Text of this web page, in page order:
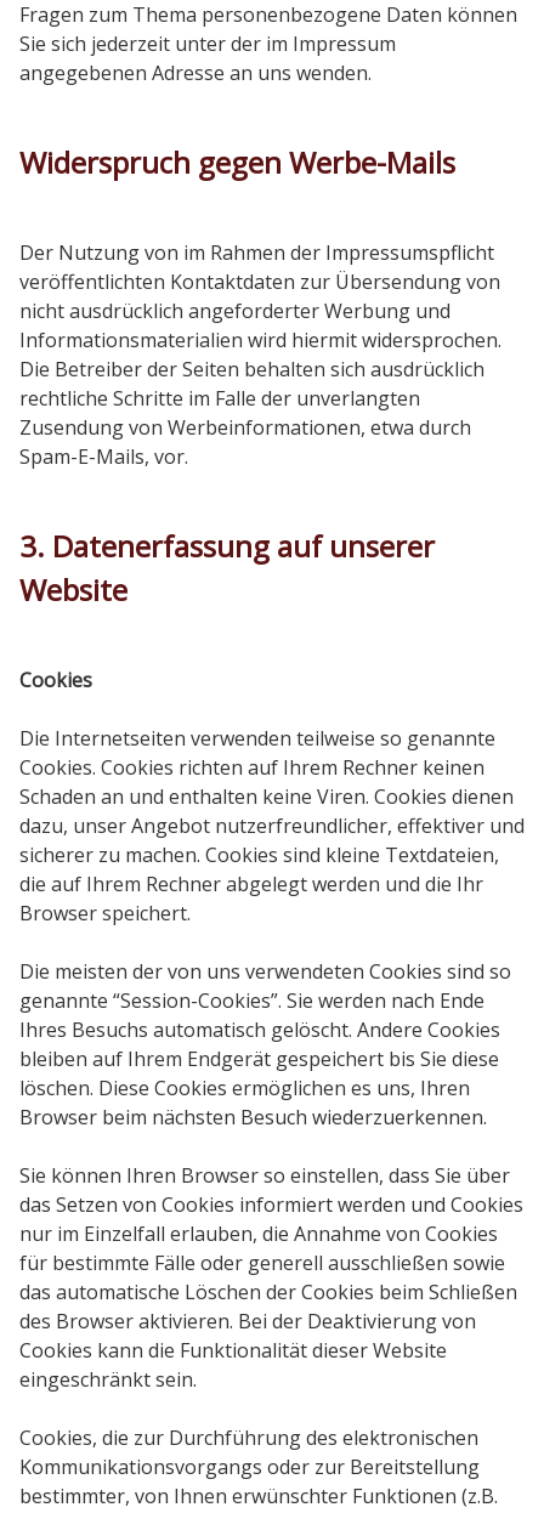
Fragen zum Thema personenbezogene Daten können
Sie sich jederzeit unter der im Impressum
angegebenen Adresse an uns wenden.
Widerspruch gegen Werbe-Mails
Der Nutzung von im Rahmen der Impressumspflicht
veröffentlichten Kontaktdaten zur Übersendung von
nicht ausdrücklich angeforderter Werbung und
Informationsmaterialien wird hiermit widersprochen.
Die Betreiber der Seiten behalten sich ausdrücklich
rechtliche Schritte im Falle der unverlangten
Zusendung von Werbeinformationen, etwa durch
Spam-E-Mails, vor.
3. Datenerfassung auf unserer
Website
Cookies
Die Internetseiten verwenden teilweise so genannte
Cookies. Cookies richten auf Ihrem Rechner keinen
Schaden an und enthalten keine Viren. Cookies dienen
dazu, unser Angebot nutzerfreundlicher, effektiver und
sicherer zu machen. Cookies sind kleine Textdateien,
die auf Ihrem Rechner abgelegt werden und die Ihr
Browser speichert.
Die meisten der von uns verwendeten Cookies sind so
genannte “Session-Cookies”. Sie werden nach Ende
Ihres Besuchs automatisch gelöscht. Andere Cookies
bleiben auf Ihrem Endgerät gespeichert bis Sie diese
löschen. Diese Cookies ermöglichen es uns, Ihren
Browser beim nächsten Besuch wiederzuerkennen.
Sie können Ihren Browser so einstellen, dass Sie über
das Setzen von Cookies informiert werden und Cookies
nur im Einzelfall erlauben, die Annahme von Cookies
für bestimmte Fälle oder generell ausschließen sowie
das automatische Löschen der Cookies beim Schließen
des Browser aktivieren. Bei der Deaktivierung von
Cookies kann die Funktionalität dieser Website
eingeschränkt sein.
Cookies, die zur Durchführung des elektronischen
Kommunikationsvorgangs oder zur Bereitstellung
bestimmter, von Ihnen erwünschter Funktionen (z.B.